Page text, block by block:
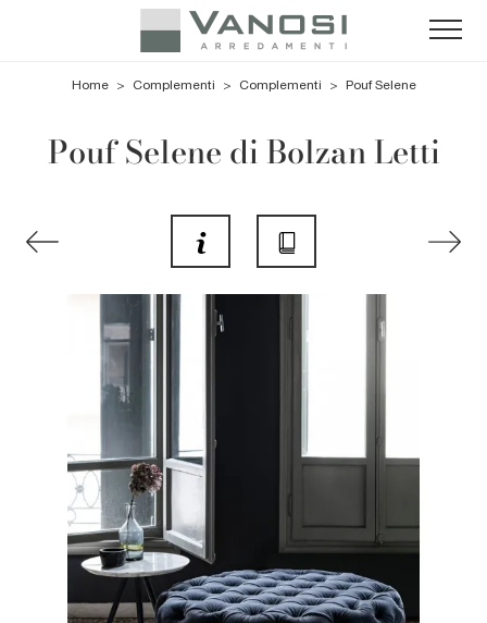
Home > Complementi > Complementi > Pouf Selene
Pouf Selene di Bolzan Letti